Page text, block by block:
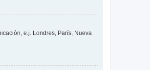
e.j. Londres, París, Nueva